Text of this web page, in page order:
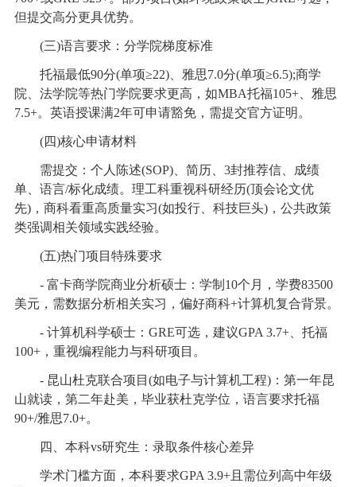
但提交高分更具优势。
(三)语言要求：分学院梯度标准
托福最低90分(单项≥22)、雅思7.0分(单项≥6.5);商学
院、法学院等热门学院要求更高，如MBA托福105+、雅思
7.5+。英语授课满2年可申请豁免，需提交官方证明。
(四)核心申请材料
需提交：个人陈述(SOP)、简历、3封推荐信、成绩
单、语言/标化成绩。理工科重视科研经历(顶会论文优
先)，商科看重高质量实习(如投行、科技巨头)，公共政策
类强调相关领域实践经验。
(五)热门项目特殊要求
- 富卡商学院商业分析硕士：学制10个月，学费83500
美元，需数据分析相关实习，偏好商科+计算机复合背景。
- 计算机科学硕士：GRE可选，建议GPA 3.7+、托福
100+，重视编程能力与科研项目。
- 昆山杜克联合项目(如电子与计算机工程)：第一年昆
山就读，第二年赴美，毕业获杜克学位，语言要求托福
90+/雅思7.0+。
四、本科vs研究生：录取条件核心差异
学术门槛方面，本科要求GPA 3.9+且需位列高中年级